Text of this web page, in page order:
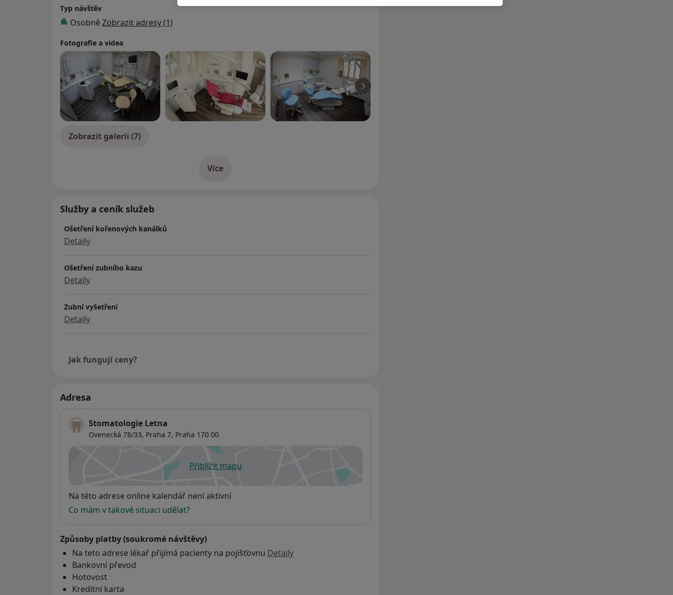
Typ návštěv
Osobně Zobrazit adresy (1)
Fotografie a videa
Zobrazit galerii (7)
Víceo zkušenostech
Služby a ceník služeb
Ošetření kořenových kanálků
Detaily
Ošetření zubního kazu
Detaily
Zubní vyšetření
Detaily
Jak fungují ceny?
Adresa
Stomatologie Letna
Ovenecká 78/33, Praha 7, Praha 170 00
Přiblížit mapuse otevře v nové záložce
Dostupnost
Na této adrese online kalendář není aktivní
Co mám v takové situaci udělat?
Způsoby platby (soukromé návštěvy)
Na teto adrese lékař přijímá pacienty na pojišťovnu Detaily
Bankovní převod
Hotovost
Kreditní karta